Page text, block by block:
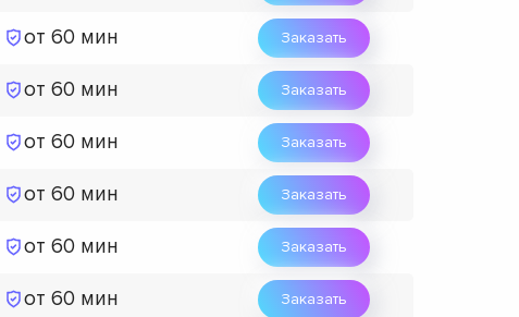
от 60 мин Заказать
от 60 мин Заказать
от 60 мин Заказать
от 60 мин Заказать
от 60 мин Заказать
от 60 мин Заказать